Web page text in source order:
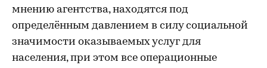
мнению агентства, находятся под
определённым давлением в силу социальной
значимости оказываемых услуг для
населения, при этом все операционные